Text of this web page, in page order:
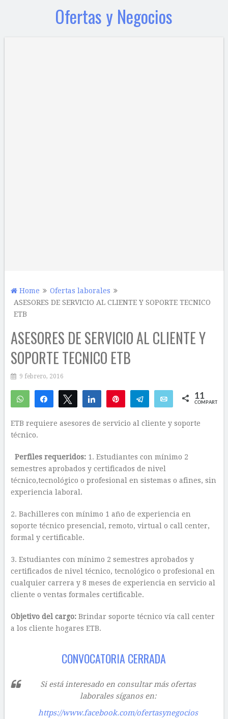
Ofertas y Negocios
Home
Ofertas laborales
ASESORES DE SERVICIO AL CLIENTE Y SOPORTE TECNICO
ETB
ASESORES DE SERVICIO AL CLIENTE Y
SOPORTE TECNICO ETB
9 febrero, 2016
WhatsAppCompartirTwittear Compartir Telegram Email 11
COMPARTIR
ETB requiere asesores de servicio al cliente y soporte
técnico.
Perfiles requeridos: 1. Estudiantes con mínimo 2
semestres aprobados y certificados de nivel
técnico,tecnológico o profesional en sistemas o afines, sin
experiencia laboral.
2. Bachilleres con mínimo 1 año de experiencia en
soporte técnico presencial, remoto, virtual o call center,
formal y certificable.
3. Estudiantes con mínimo 2 semestres aprobados y
certificados de nivel técnico, tecnológico o profesional en
cualquier carrera y 8 meses de experiencia en servicio al
cliente o ventas formales certificable.
Objetivo del cargo: Brindar soporte técnico vía call center
a los cliente hogares ETB.
CONVOCATORIA CERRADA
Si está interesado en consultar más ofertas
laborales síganos en:
https://www.facebook.com/ofertasynegocios